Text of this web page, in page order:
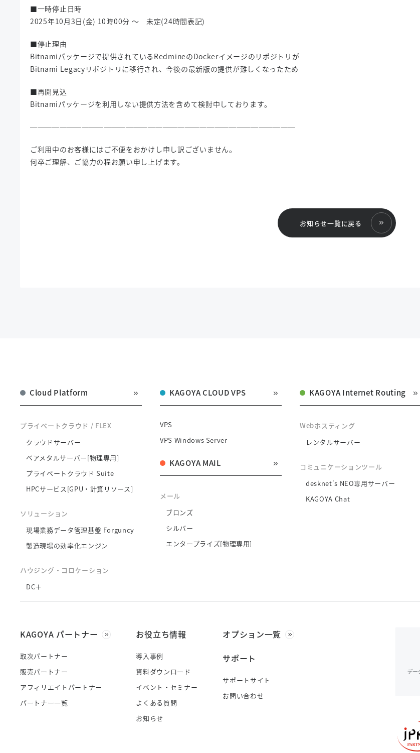
■一時停止日時
2025年10月3日(金) 10時00分 ～ 未定(24時間表記)
■停止理由
Bitnamiパッケージで提供されているRedmineのDockerイメージのリポジトリが
Bitnami Legacyリポジトリに移行され、今後の最新版の提供が難しくなったため
■再開見込
Bitnamiパッケージを利用しない提供方法を含めて検討中しております。
────────────────────────────────────
ご利用中のお客様にはご不便をおかけし申し訳ございません。
何卒ご理解、ご協力の程お願い申し上げます。
お知らせ一覧に戻る
Cloud Platform
プライベートクラウド / FLEX
クラウドサーバー
ベアメタルサーバー[物理専用]
プライベートクラウド Suite
HPCサービス[GPU・計算リソース]
ソリューション
現場業務データ管理基盤 Forguncy
製造現場の効率化エンジン
ハウジング・コロケーション
DC＋
KAGOYA CLOUD VPS
VPS
VPS Windows Server
KAGOYA MAIL
メール
ブロンズ
シルバー
エンタープライズ[物理専用]
KAGOYA Internet Routing
Webホスティング
レンタルサーバー
コミュニケーションツール
desknet's NEO専用サーバー
KAGOYA Chat
KAGOYA パートナー
取次パートナー
販売パートナー
アフィリエイトパートナー
パートナー一覧
お役立ち情報
導入事例
資料ダウンロード
イベント・セミナー
よくある質問
お知らせ
オプション一覧
サポート
サポートサイト
お問い合わせ